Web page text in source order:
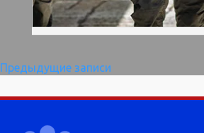
Навигация
по
записям
Предыдущие записи